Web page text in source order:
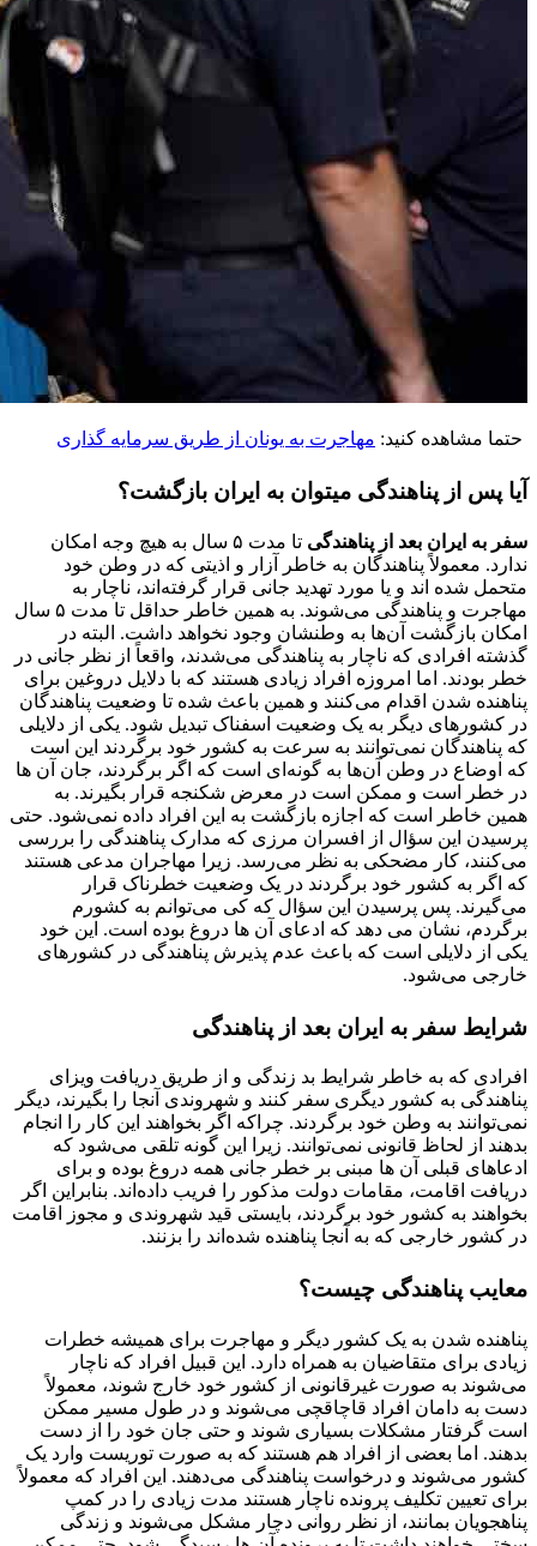
حتما مشاهده کنید: مهاجرت به یونان از طریق سرمایه گذاری
آیا پس از پناهندگی میتوان به ایران بازگشت؟
سفر به ایران بعد از پناهندگی
تا مدت ۵ سال به هیچ وجه امکان
ندارد. معمولاً پناهندگان به خاطر آزار و اذیتی که در وطن خود
متحمل شده اند و یا مورد تهدید جانی قرار گرفته‌اند، ناچار به
مهاجرت و پناهندگی می‌شوند. به همین خاطر حداقل تا مدت ۵ سال
امکان بازگشت آن‌ها به وطنشان وجود نخواهد داشت. البته در
گذشته افرادی که ناچار به پناهندگی می‌شدند، واقعاً از نظر جانی در
خطر بودند. اما امروزه افراد زیادی هستند که با دلایل دروغین برای
پناهنده شدن اقدام می‌کنند و همین باعث شده تا وضعیت پناهندگان
در کشورهای دیگر به یک وضعیت اسفناک تبدیل شود. یکی از دلایلی
که پناهندگان نمی‌توانند به سرعت به کشور خود برگردند این است
که اوضاع در وطن آن‌ها به گونه‌ای است که اگر برگردند، جان آن ها
در خطر است و ممکن است در معرض شکنجه قرار بگیرند. به
همین خاطر است که اجازه بازگشت به این افراد داده نمی‌شود. حتی
پرسیدن این سؤال از افسران مرزی که مدارک پناهندگی را بررسی
می‌کنند، کار مضحکی به نظر می‌رسد. زیرا مهاجران مدعی هستند
که اگر به کشور خود برگردند در یک وضعیت خطرناک قرار
می‌گیرند. پس پرسیدن این سؤال که کی می‌توانم به کشورم
برگردم، نشان می دهد که ادعای آن ها دروغ بوده است. این خود
یکی از دلایلی است که باعث عدم پذیرش پناهندگی در کشورهای
خارجی می‌شود.
شرایط سفر به ایران بعد از پناهندگی
افرادی که به خاطر شرایط بد زندگی و از طریق دریافت ویزای
پناهندگی به کشور دیگری سفر کنند و شهروندی آنجا را بگیرند، دیگر
نمی‌توانند به وطن خود برگردند. چراکه اگر بخواهند این کار را انجام
بدهند از لحاظ قانونی نمی‌توانند. زیرا این گونه تلقی می‌شود که
ادعاهای قبلی آن ها مبنی بر خطر جانی همه دروغ بوده و برای
دریافت اقامت، مقامات دولت مذکور را فریب داده‌اند. بنابراین اگر
بخواهند به کشور خود برگردند، بایستی قید شهروندی و مجوز اقامت
در کشور خارجی که به آنجا پناهنده شده‌اند را بزنند.
معایب پناهندگی چیست؟
پناهنده شدن به یک کشور دیگر و مهاجرت برای همیشه خطرات
زیادی برای متقاضیان به همراه دارد. این قبیل افراد که ناچار
می‌شوند به صورت غیرقانونی از کشور خود خارج شوند، معمولاً
دست به دامان افراد قاچاقچی می‌شوند و در طول مسیر ممکن
است گرفتار مشکلات بسیاری شوند و حتی جان خود را از دست
بدهند. اما بعضی از افراد هم هستند که به صورت توریست وارد یک
کشور می‌شوند و درخواست پناهندگی می‌دهند. این افراد که معمولاً
برای تعیین تکلیف پرونده ناچار هستند مدت زیادی را در کمپ
پناهجویان بمانند، از نظر روانی دچار مشکل می‌شوند و زندگی